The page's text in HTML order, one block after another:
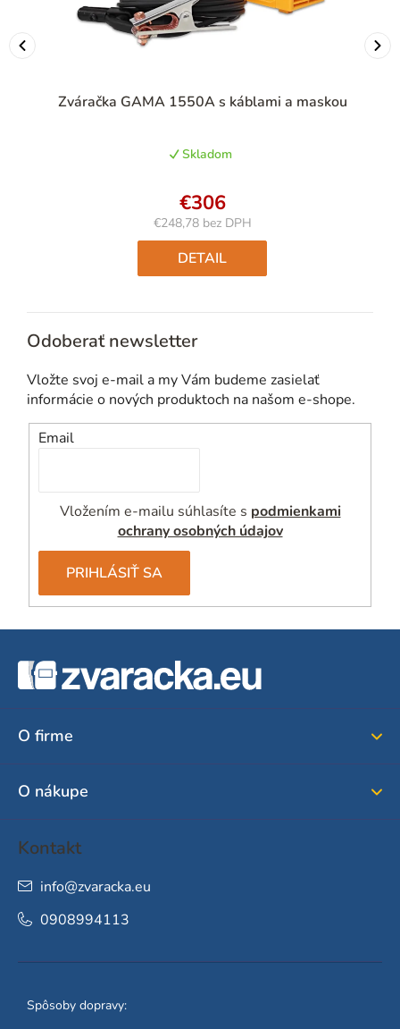
Zváračka GAMA 1550A s káblami a maskou
Skladom
€306
€248,78 bez DPH
Jednotková
cena:
DETAIL
Odoberať newsletter
Vložte svoj e-mail a my Vám budeme zasielať
informácie o nových produktoch na našom e-shope.
Email
Vložením e-mailu súhlasíte s podmienkami
ochrany osobných údajov
PRIHLÁSIŤ SA
O firme
O nákupe
Kontakt
info@zvaracka.eu
0908994113
Spôsoby dopravy: